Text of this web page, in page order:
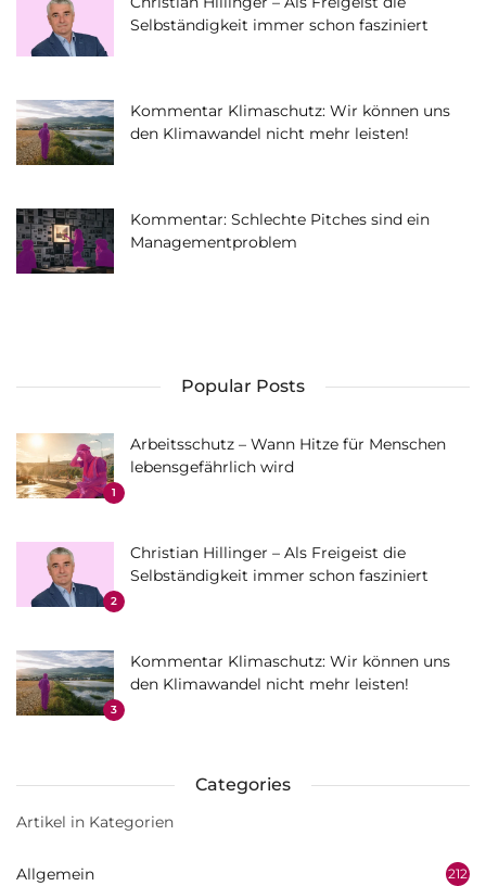
Selbständigkeit immer schon fasziniert
Kommentar Klimaschutz: Wir können uns
den Klimawandel nicht mehr leisten!
Kommentar: Schlechte Pitches sind ein
Managementproblem
Popular Posts
1
Arbeitsschutz – Wann Hitze für Menschen
lebensgefährlich wird
2
Christian Hillinger – Als Freigeist die
Selbständigkeit immer schon fasziniert
3
Kommentar Klimaschutz: Wir können uns
den Klimawandel nicht mehr leisten!
Categories
Artikel in Kategorien
Allgemein 212